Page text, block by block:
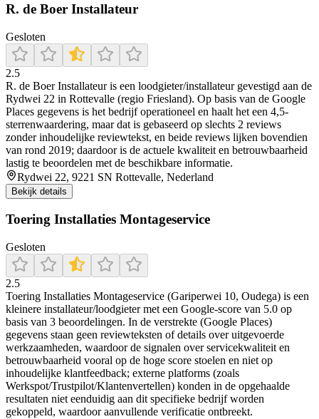
R. de Boer Installateur
Gesloten
2.5
R. de Boer Installateur is een loodgieter/installateur gevestigd aan de
Rydwei 22 in Rottevalle (regio Friesland). Op basis van de Google
Places gegevens is het bedrijf operationeel en haalt het een 4,5-
sterrenwaardering, maar dat is gebaseerd op slechts 2 reviews
zonder inhoudelijke reviewtekst, en beide reviews lijken bovendien
van rond 2019; daardoor is de actuele kwaliteit en betrouwbaarheid
lastig te beoordelen met de beschikbare informatie.
Rydwei 22, 9221 SN Rottevalle, Nederland
Bekijk details
Toering Installaties Montageservice
Gesloten
2.5
Toering Installaties Montageservice (Gariperwei 10, Oudega) is een
kleinere installateur/loodgieter met een Google-score van 5.0 op
basis van 3 beoordelingen. In de verstrekte (Google Places)
gegevens staan geen reviewteksten of details over uitgevoerde
werkzaamheden, waardoor de signalen over servicekwaliteit en
betrouwbaarheid vooral op de hoge score stoelen en niet op
inhoudelijke klantfeedback; externe platforms (zoals
Werkspot/Trustpilot/Klantenvertellen) konden in de opgehaalde
resultaten niet eenduidig aan dit specifieke bedrijf worden
gekoppeld, waardoor aanvullende verificatie ontbreekt.